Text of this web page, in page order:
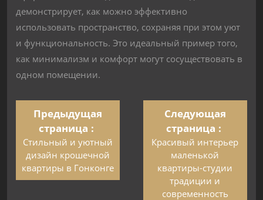
демонстрирует, как можно эффективно
использовать пространство, сохраняя при этом уют
и функциональность. Это идеальный пример того,
как минимализм и комфорт могут сосуществовать в
одном помещении.
Предыдущая
страница
Стильный и уютный
дизайн крошечной
квартиры в Гонконге
Следующая
страница
Красивый интерьер
маленькой
квартиры-студии
традиции и
современность